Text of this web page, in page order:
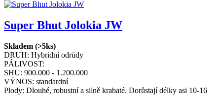
Super Bhut Jolokia JW
Skladem (>5ks)
DRUH: Hybridní odrůdy
PÁLIVOST:
SHU: 900.000 - 1.200.000
VÝNOS: standardní
Plody: Dlouhé, robustní a silně krabaté. Dorůstají délky asi 10-16